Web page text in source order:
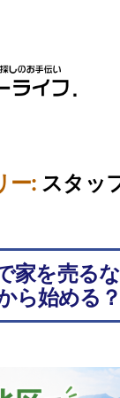
ー: スタッ
ら始める？